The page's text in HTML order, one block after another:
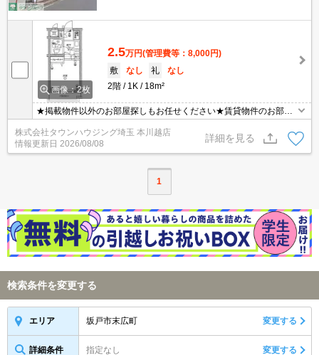
画像：2枚
2.5万円(管理費等：8,000円)
敷
なし 礼
なし
2階
1K 18m²
★掲載物件以外のお部屋探しもお任せください★賃貸物件のお部屋
探しはタウンハウジング本川越店へ★
株式会社タウンハウジング埼玉 本川越店
情報更新日 2026/08/08
詳細を見る
1
検索条件を変更する
エリア 坂戸市末広町 変更する
詳細条件 指定なし 変更する